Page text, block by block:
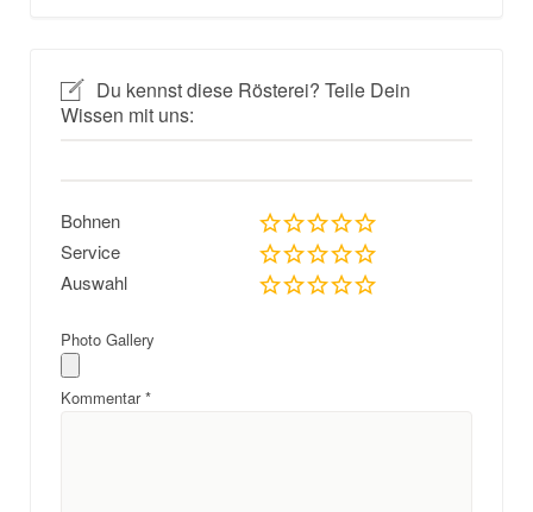
Du kennst diese Rösterei? Teile Dein
Wissen mit uns:
Bohnen
Service
Auswahl
Photo Gallery
Kommentar*